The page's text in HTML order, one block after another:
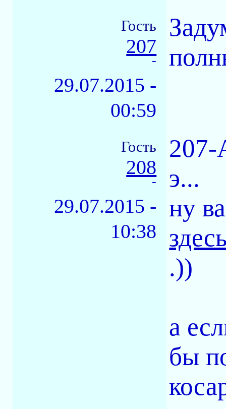
Гость
207
-
29.07.2015 -
00:59
Гость
208
-
29.07.2015 -
10:38
207-
э...
ну
.))
а
бы